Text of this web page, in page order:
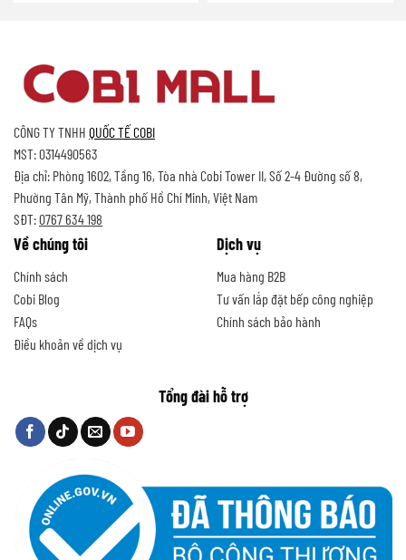
CÔNG TY TNHH QUỐC TẾ COBI
MST: 0314490563
Địa chỉ: Phòng 1602, Tầng 16, Tòa nhà Cobi Tower II, Số 2-4 Đường số 8,
Phường Tân Mỹ, Thành phố Hồ Chí Minh, Việt Nam
SĐT:0767 634 198
Về chúng tôi
Chính sách
Cobi Blog
FAQs
Điều khoản về dịch vụ
Dịch vụ
Mua hàng B2B
Tư vấn lắp đặt bếp công nghiệp
Chính sách bảo hành
Tổng đài hỗ trợ